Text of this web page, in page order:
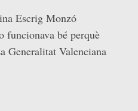
Escrig Monzó
funcionava bé perquè
Generalitat Valenciana